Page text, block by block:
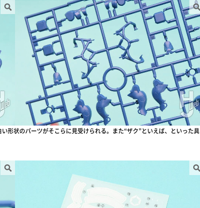
形状のパーツがそこらに見受けられる。また“ザク”といえば、といった具